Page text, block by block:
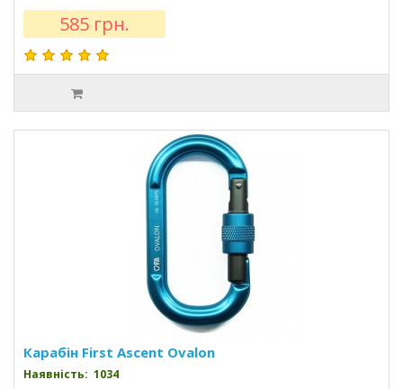
585 грн.
Карабін First Ascent Ovalon
Наявність: 1034